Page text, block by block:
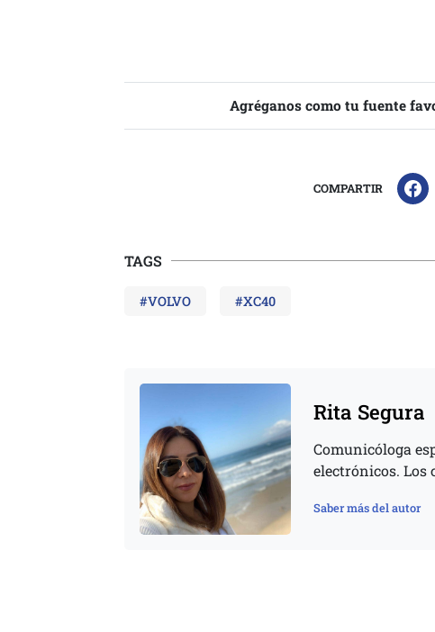
Agréganos como tu fuente
COMPARTIR
TAGS
#VOLVO #XC40
Rita Segura
Comunicóloga
electrónicos. Los
Saber más del autor